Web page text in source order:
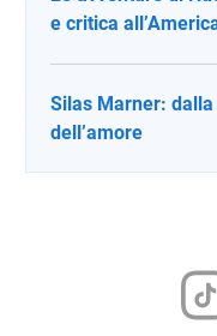
e critica
Silas Marner:
dell’amore